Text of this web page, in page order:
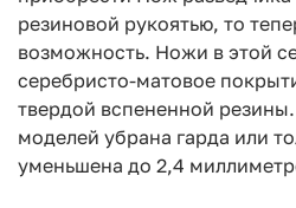
резиновой рукоятью, то
возможность. Ножи в этой
серебристо-матовое
твердой вспененной
моделей убрана гарда или
уменьшена до 2,4